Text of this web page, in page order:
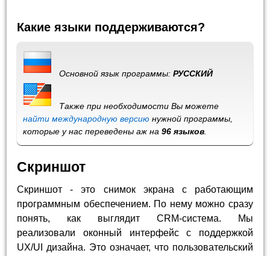
Какие языки поддерживаются?
Основной язык программы:РУССКИЙ
Также при необходимости Вы можете
найти международную версию нужной программы,
которые у нас переведены аж на96 языков.
Скриншот
Скриншот - это снимок экрана с работающим
программным обеспечением. По нему можно сразу
понять, как выглядит CRM-система. Мы
реализовали оконный интерфейс с поддержкой
UX/UI дизайна. Это означает, что пользовательский